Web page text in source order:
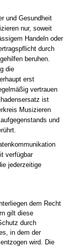
und Gesundheit
nur, soweit
Handeln oder
durch
beruhen.
die
erst
vertrauen
ist
Musizieren
und
verfügbar
jederzeitige
dem Recht
gilt diese
durch
in dem der
wird. Die